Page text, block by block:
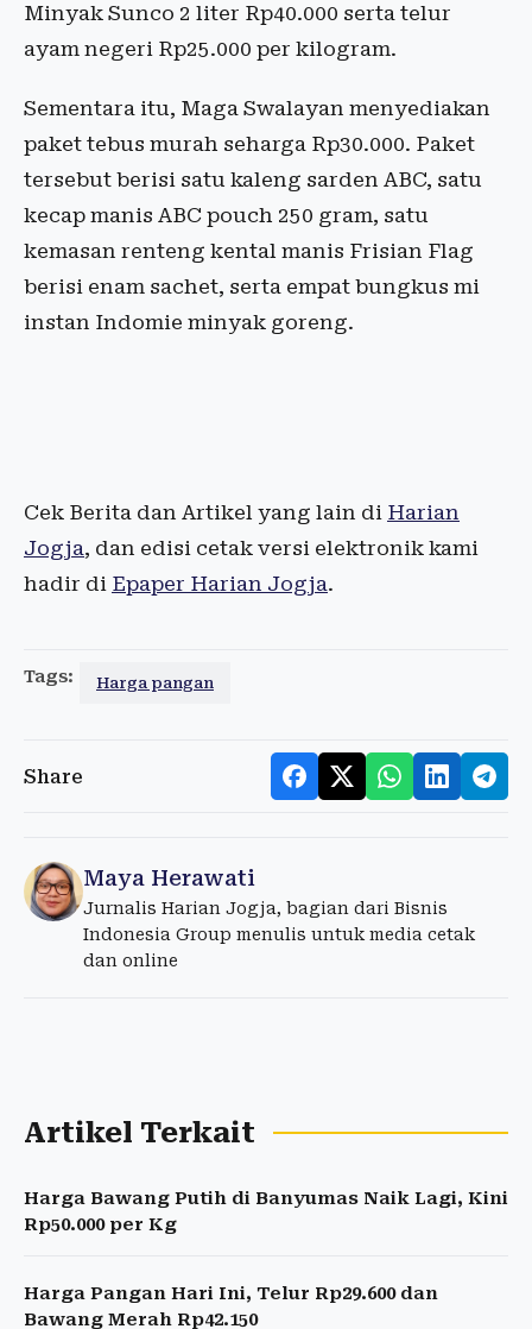
Minyak Sunco 2 liter Rp40.000 serta telur
ayam negeri Rp25.000 per kilogram.
Sementara itu, Maga Swalayan menyediakan
paket tebus murah seharga Rp30.000. Paket
tersebut berisi satu kaleng sarden ABC, satu
kecap manis ABC pouch 250 gram, satu
kemasan renteng kental manis Frisian Flag
berisi enam sachet, serta empat bungkus mi
instan Indomie minyak goreng.
Cek Berita dan Artikel yang lain di Harian
Jogja, dan edisi cetak versi elektronik kami
hadir di Epaper Harian Jogja.
Tags: Harga pangan
Share
Maya Herawati
Jurnalis Harian Jogja, bagian dari Bisnis
Indonesia Group menulis untuk media cetak
dan online
Artikel Terkait
Harga Bawang Putih di Banyumas Naik Lagi, Kini
Rp50.000 per Kg
Harga Pangan Hari Ini, Telur Rp29.600 dan
Bawang Merah Rp42.150